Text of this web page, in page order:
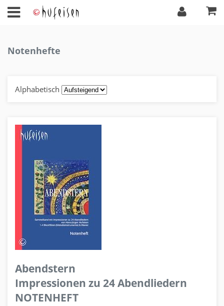
Notenhefte
Alphabetisch
Abendstern
Impressionen zu 24 Abendliedern
NOTENHEFT